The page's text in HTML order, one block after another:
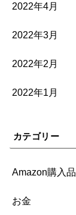
2022年4月
2022年3月
2022年2月
2022年1月
カテゴリー
Amazon購入品
お金